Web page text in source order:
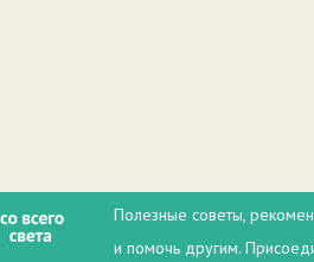
Полезные советы,
и помочь другим.